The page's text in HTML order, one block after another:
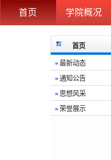
首页 学院概况
首页
最新动态
通知公告
思想风采
荣誉展示